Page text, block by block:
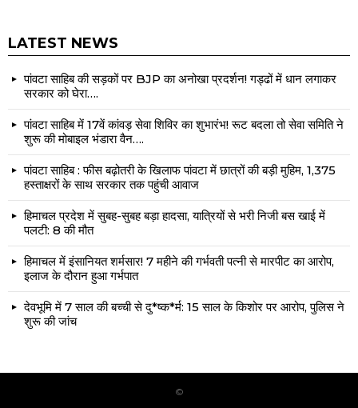
LATEST NEWS
पांवटा साहिब की सड़कों पर BJP का अनोखा प्रदर्शन! गड्ढों में धान लगाकर
सरकार को घेरा….
पांवटा साहिब में 17वें कांवड़ सेवा शिविर का शुभारंभ! रूट बदला तो सेवा समिति ने
शुरू की मोबाइल भंडारा वैन….
पांवटा साहिब : फीस बढ़ोतरी के खिलाफ पांवटा में छात्रों की बड़ी मुहिम, 1,375
हस्ताक्षरों के साथ सरकार तक पहुंची आवाज
हिमाचल प्रदेश में सुबह-सुबह बड़ा हादसा, यात्रियों से भरी निजी बस खाई में
पलटी: 8 की मौत
हिमाचल में इंसानियत शर्मसार! 7 महीने की गर्भवती पत्नी से मारपीट का आरोप,
इलाज के दौरान हुआ गर्भपात
देवभूमि में 7 साल की बच्ची से दु*ष्क*र्म: 15 साल के किशोर पर आरोप, पुलिस ने
शुरू की जांच
©